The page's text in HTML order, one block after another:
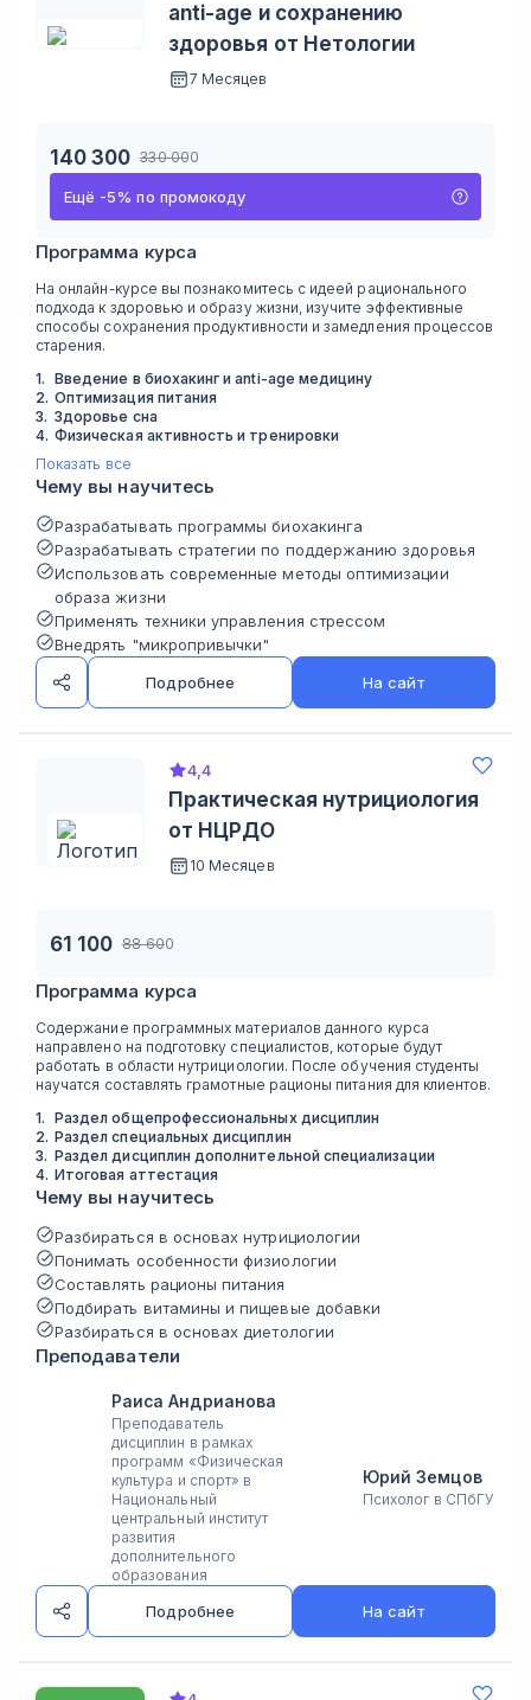
anti-age и сохранению
здоровья от Нетологии
7 Месяцев
140 300 330 000
Ещё -5% по промокоду
Программа курса
На онлайн-курсе вы познакомитесь с идеей рационального
подхода к здоровью и образу жизни, изучите эффективные
способы сохранения продуктивности и замедления процессов
старения.
1. Введение в биохакинг и anti-age медицину
2. Оптимизация питания
3. Здоровье сна
4. Физическая активность и тренировки
Показать все
Чему вы научитесь
Разрабатывать программы биохакинга
Разрабатывать стратегии по поддержанию здоровья
Использовать современные методы оптимизации
образа жизни
Применять техники управления стрессом
Внедрять "микропривычки"
Подробнее
На сайт
4,4
Практическая нутрициология
от НЦРДО
10 Месяцев
61 100 88 600
Программа курса
Содержание программных материалов данного курса
направлено на подготовку специалистов, которые будут
работать в области нутрициологии. После обучения студенты
научатся составлять грамотные рационы питания для клиентов.
1. Раздел общепрофессиональных дисциплин
2. Раздел специальных дисциплин
3. Раздел дисциплин дополнительной специализации
4. Итоговая аттестация
Чему вы научитесь
Разбираться в основах нутрициологии
Понимать особенности физиологии
Составлять рационы питания
Подбирать витамины и пищевые добавки
Разбираться в основах диетологии
Преподаватели
Раиса Андрианова
Преподаватель
дисциплин в рамках
программ «Физическая
культура и спорт» в
Национальный
центральный институт
развития
дополнительного
образования
Юрий Земцов
Психолог в СПбГУ
Подробнее На сайт